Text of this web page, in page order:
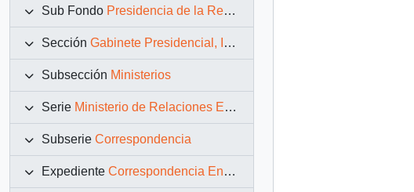
Sub Fondo Presidencia de la República (11 marzo 1990 – 11 marzo 1994)
Sección Gabinete Presidencial, Instituciones y Servicios
Subsección Ministerios
Serie Ministerio de Relaciones Exteriores
Subserie Correspondencia
Expediente Correspondencia Enviada